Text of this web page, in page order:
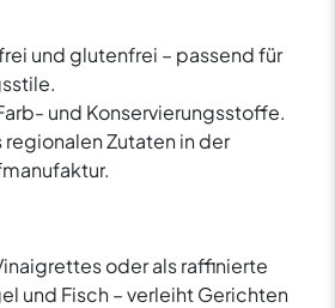
und glutenfrei – passend für
und Konservierungsstoffe.
Zutaten in der
oder als raffinierte
und Fisch – verleiht Gerichten